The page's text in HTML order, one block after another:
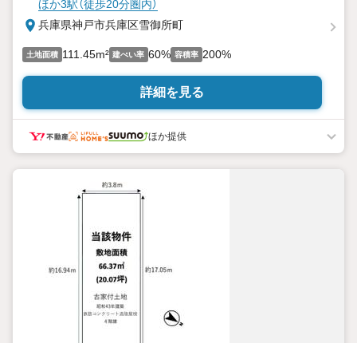
ほか3駅（徒歩20分圏内）
兵庫県神戸市兵庫区雪御所町
土地面積 111.45m² 建ぺい率 60% 容積率 200%
詳細を見る
ほか提供